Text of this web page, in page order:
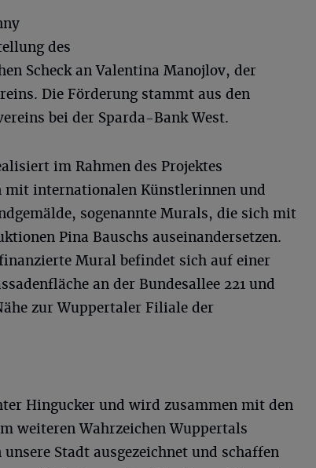
des
Scheck an Valentina Manojlov, der
Die Förderung stammt aus den
bei der Sparda-Bank West.
im Rahmen des Projektes
mit internationalen Künstlerinnen und
sogenannte Murals, die sich mit
Pina Bauschs auseinandersetzen.
Mural befindet sich auf einer
an der Bundesallee 221 und
zur Wuppertaler Filiale der
Hingucker und wird zusammen mit den
weiteren Wahrzeichen Wuppertals
Stadt ausgezeichnet und schaffen